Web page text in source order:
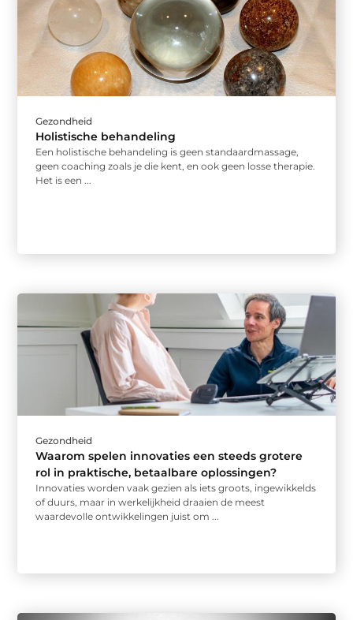
Gezondheid
Holistische behandeling
Een holistische behandeling is geen standaardmassage,
geen coaching zoals je die kent, en ook geen losse therapie.
Het is een ...
Gezondheid
Waarom spelen innovaties een steeds grotere
rol in praktische, betaalbare oplossingen?
Innovaties worden vaak gezien als iets groots, ingewikkelds
of duurs, maar in werkelijkheid draaien de meest
waardevolle ontwikkelingen juist om ...